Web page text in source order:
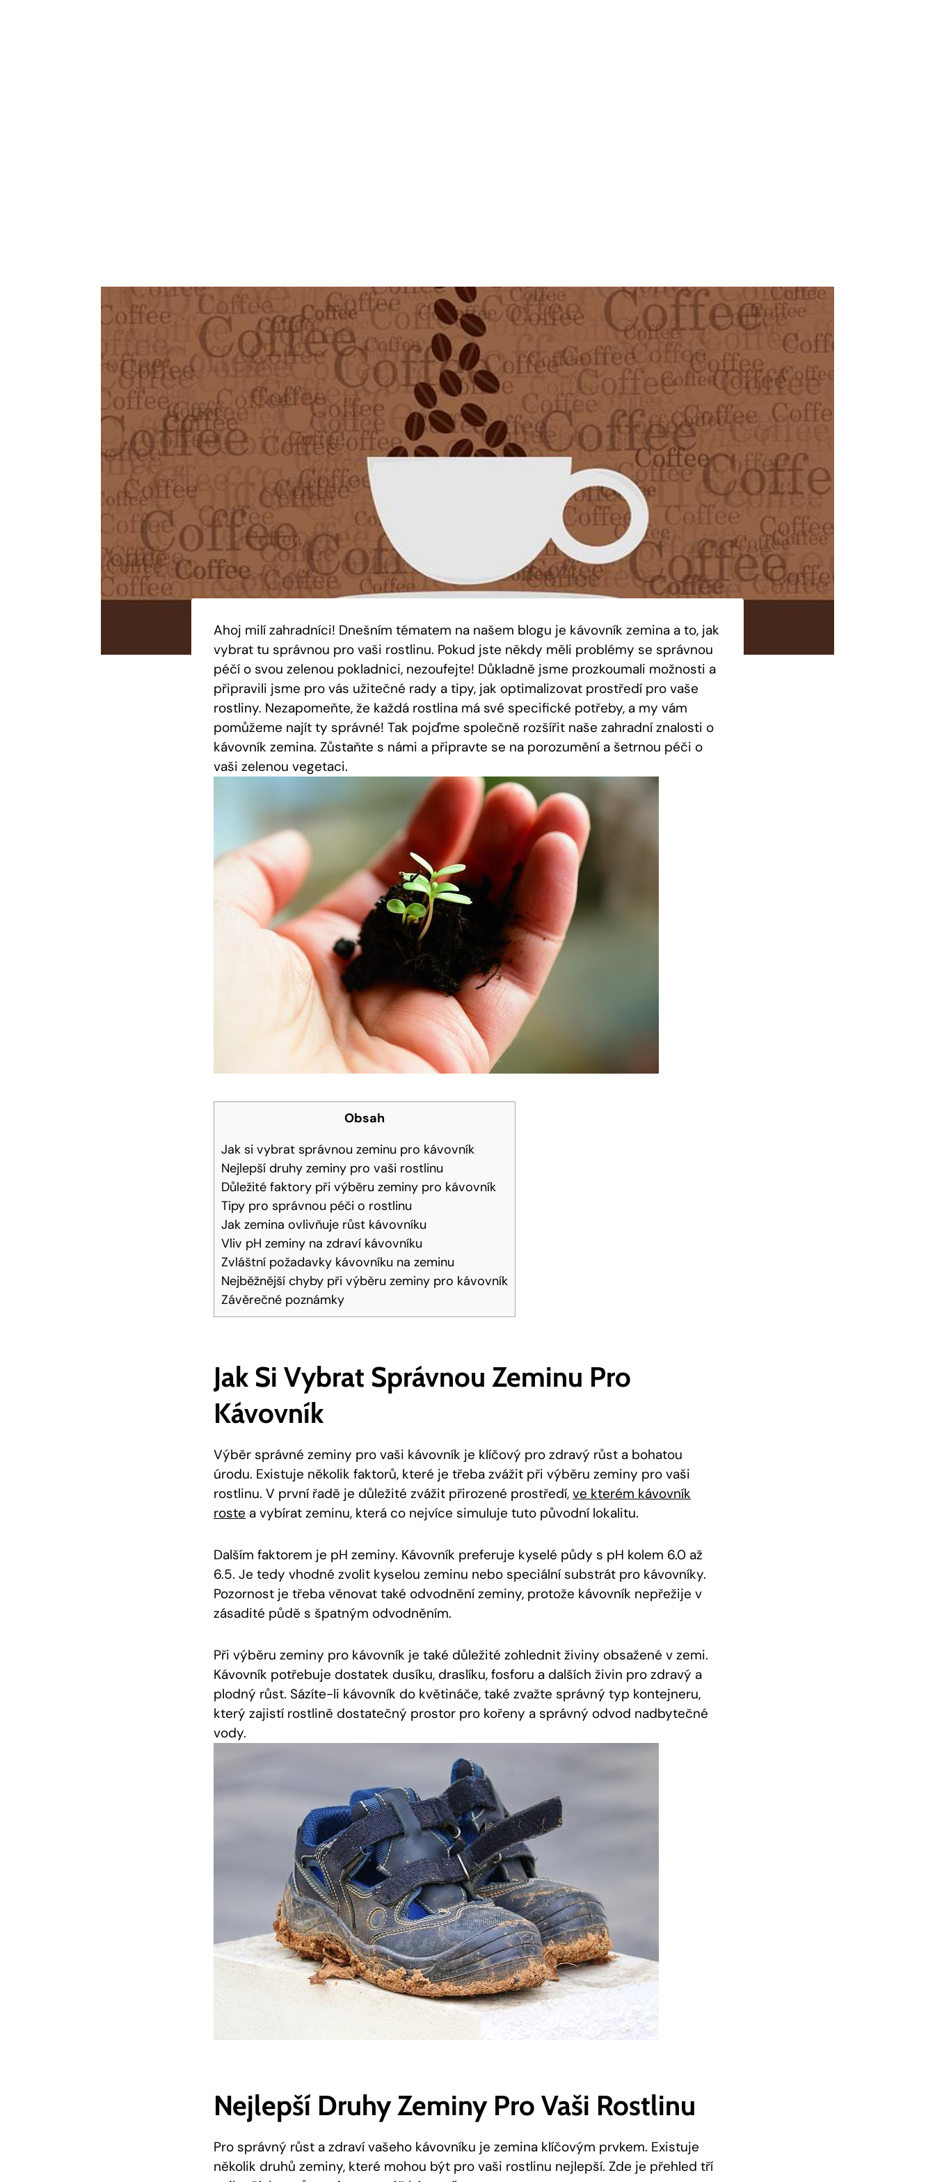
Ahoj milí zahradníci! Dnešním tématem na našem blogu je kávovník zemina a to, jak
vybrat tu správnou pro vaši rostlinu. Pokud jste někdy měli problémy se správnou
péčí o svou zelenou pokladnici, nezoufejte! Důkladně jsme prozkoumali možnosti a
připravili jsme pro vás užitečné rady a tipy, jak optimalizovat prostředí pro vaše
rostliny. Nezapomeňte, že každá rostlina má své specifické potřeby, a my vám
pomůžeme najít ty správné! Tak pojďme společně rozšířit naše zahradní znalosti o
kávovník zemina. Zůstaňte s námi a připravte se na porozumění a šetrnou péči o
vaši zelenou vegetaci.
Obsah
Jak si vybrat správnou zeminu pro kávovník
Nejlepší druhy zeminy pro vaši rostlinu
Důležité faktory při výběru zeminy pro kávovník
Tipy pro správnou péči o rostlinu
Jak zemina ovlivňuje růst kávovníku
Vliv pH zeminy na zdraví kávovníku
Zvláštní požadavky kávovníku na zeminu
Nejběžnější chyby při výběru zeminy pro kávovník
Závěrečné poznámky
Jak Si Vybrat Správnou Zeminu Pro
Kávovník
Výběr správné zeminy pro vaši kávovník je klíčový pro zdravý růst a bohatou
úrodu. Existuje několik faktorů, které je třeba zvážit při výběru zeminy pro vaši
rostlinu. V první řadě je důležité zvážit přirozené prostředí, ve kterém kávovník
roste a vybírat zeminu, která co nejvíce simuluje tuto původní lokalitu.
Dalším faktorem je pH zeminy. Kávovník preferuje kyselé půdy s pH kolem 6.0 až
6.5. Je tedy vhodné zvolit kyselou zeminu nebo speciální substrát pro kávovníky.
Pozornost je třeba věnovat také odvodnění zeminy, protože kávovník nepřežije v
zásadité půdě s špatným odvodněním.
Při výběru zeminy pro kávovník je také důležité zohlednit živiny obsažené v zemi.
Kávovník potřebuje dostatek dusíku, draslíku, fosforu a dalších živin pro zdravý a
plodný růst. Sázíte-li kávovník do květináče, také zvažte správný typ kontejneru,
který zajistí rostlině dostatečný prostor pro kořeny a správný odvod nadbytečné
vody.
Nejlepší Druhy Zeminy Pro Vaši Rostlinu
Pro správný růst a zdraví vašeho kávovníku je zemina klíčovým prvkem. Existuje
několik druhů zeminy, které mohou být pro vaši rostlinu nejlepší. Zde je přehled tří